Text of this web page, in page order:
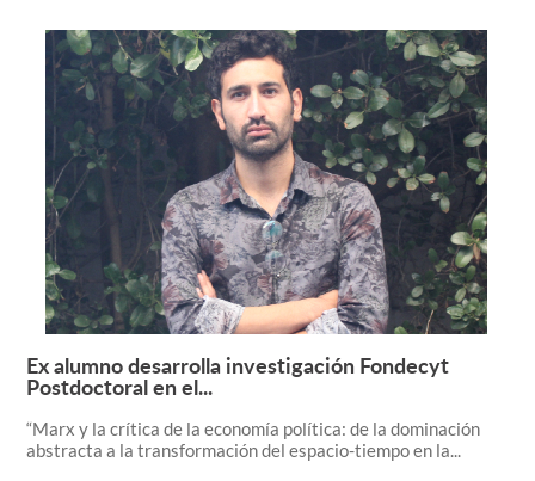
Leer más +
Ex alumno desarrolla investigación Fondecyt
Postdoctoral en el...
“Marx y la crítica de la economía política: de la dominación
abstracta a la transformación del espacio-tiempo en la...